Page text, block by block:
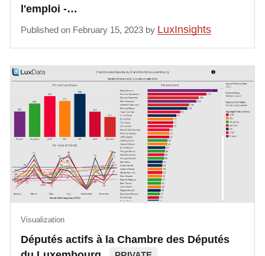
l'emploi -…
Published on February 15, 2023 by LuxInsights
Députés actifs à la Chambre des Députés
Visualization